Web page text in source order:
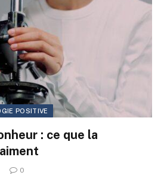
POSITIVE
: ce que la
0